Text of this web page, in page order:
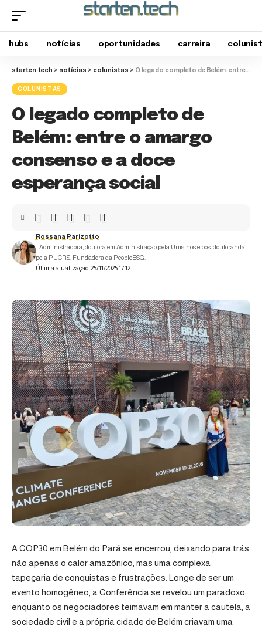
hubs notícias oportunidades carreira
starten.tech > notícias > colunistas > O legado completo de Belém: entre o amargo consenso e a doce esperança social
COLUNISTAS
O legado completo de
Belém: entre o amargo
consenso e a doce
esperança social
Última atualização: 25/11/2025 17:12
Rossana Parizotto
- Administradora, doutora em Administração pela Unisinos e pós-doutoranda
pela PUCRS. Fundadora da PeopleESG.
A COP30 em Belém do Pará se encerrou, deixando para trás
não apenas o calor amazônico, mas uma complexa
tapeçaria de conquistas e frustrações. Longe de ser um
evento homogêneo, a Conferência se revelou um paradoxo:
enquanto os negociadores teimavam em manter a cautela, a
sociedade civil e a própria cidade de Belém criavam uma